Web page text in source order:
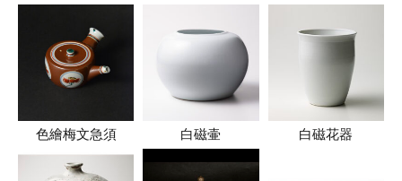
色繪梅文急須 白磁壷 白磁花器